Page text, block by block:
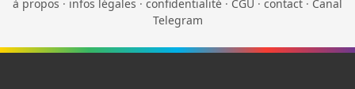
à propos · infos légales · confidentialité · CGU · contact · Canal
Telegram